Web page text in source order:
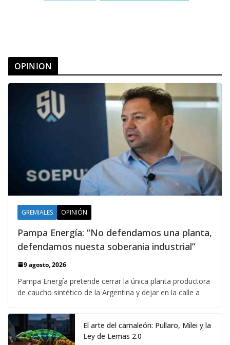
OPINION
GREMIALES OPINIÓN
Pampa Energía: “No defendamos una planta,
defendamos nuesta soberania industrial”
9 agosto, 2026
Pampa Energía pretende cerrar la única planta productora
de caucho sintético de la Argentina y dejar en la calle a
El arte del camaleón: Pullaro, Milei y la
Ley de Lemas 2.0